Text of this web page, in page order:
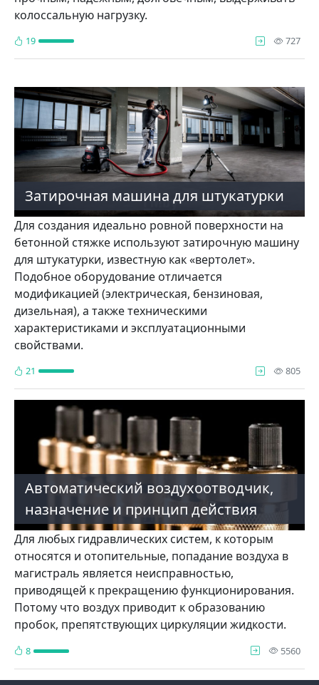
колоссальную нагрузку.
19 727
Затирочная машина для штукатурки
Для создания идеально ровной поверхности на
бетонной стяжке используют затирочную машину
для штукатурки, известную как «вертолет».
Подобное оборудование отличается
модификацией (электрическая, бензиновая,
дизельная), а также техническими
характеристиками и эксплуатационными
свойствами.
21 805
Автоматический воздухоотводчик,
назначение и принцип действия
Для любых гидравлических систем, к которым
относятся и отопительные, попадание воздуха в
магистраль является неисправностью,
приводящей к прекращению функционирования.
Потому что воздух приводит к образованию
пробок, препятствующих циркуляции жидкости.
8 5560